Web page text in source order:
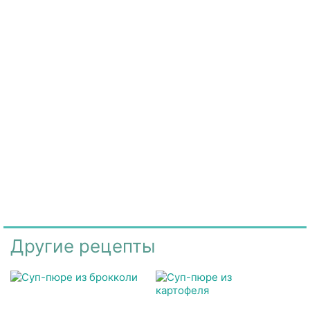
Другие рецепты